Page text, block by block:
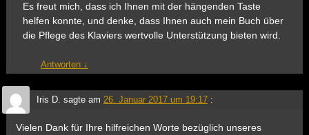
Es freut mich, dass ich Ihnen mit der hängenden Taste
helfen konnte, und denke, dass Ihnen auch mein Buch über
die Pflege des Klaviers wertvolle Unterstützung bieten wird.
Antworten ↓
Iris D. sagte am 26. Januar 2017 um 19:17 :
Vielen Dank für Ihre hilfreichen Worte bezüglich unseres